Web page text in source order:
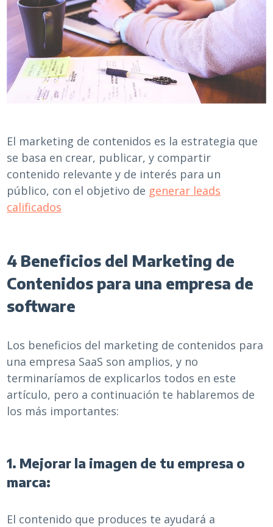
El marketing de contenidos es la estrategia que
se basa en crear, publicar, y compartir
contenido relevante y de interés para un
público, con el objetivo de generar leads
calificados
4 Beneficios del Marketing de
Contenidos para una empresa de
software
Los beneficios del marketing de contenidos para
una empresa SaaS son amplios, y no
terminaríamos de explicarlos todos en este
artículo, pero a continuación te hablaremos de
los más importantes:
1. Mejorar la imagen de tu empresa o
marca:
El contenido que produces te ayudará a